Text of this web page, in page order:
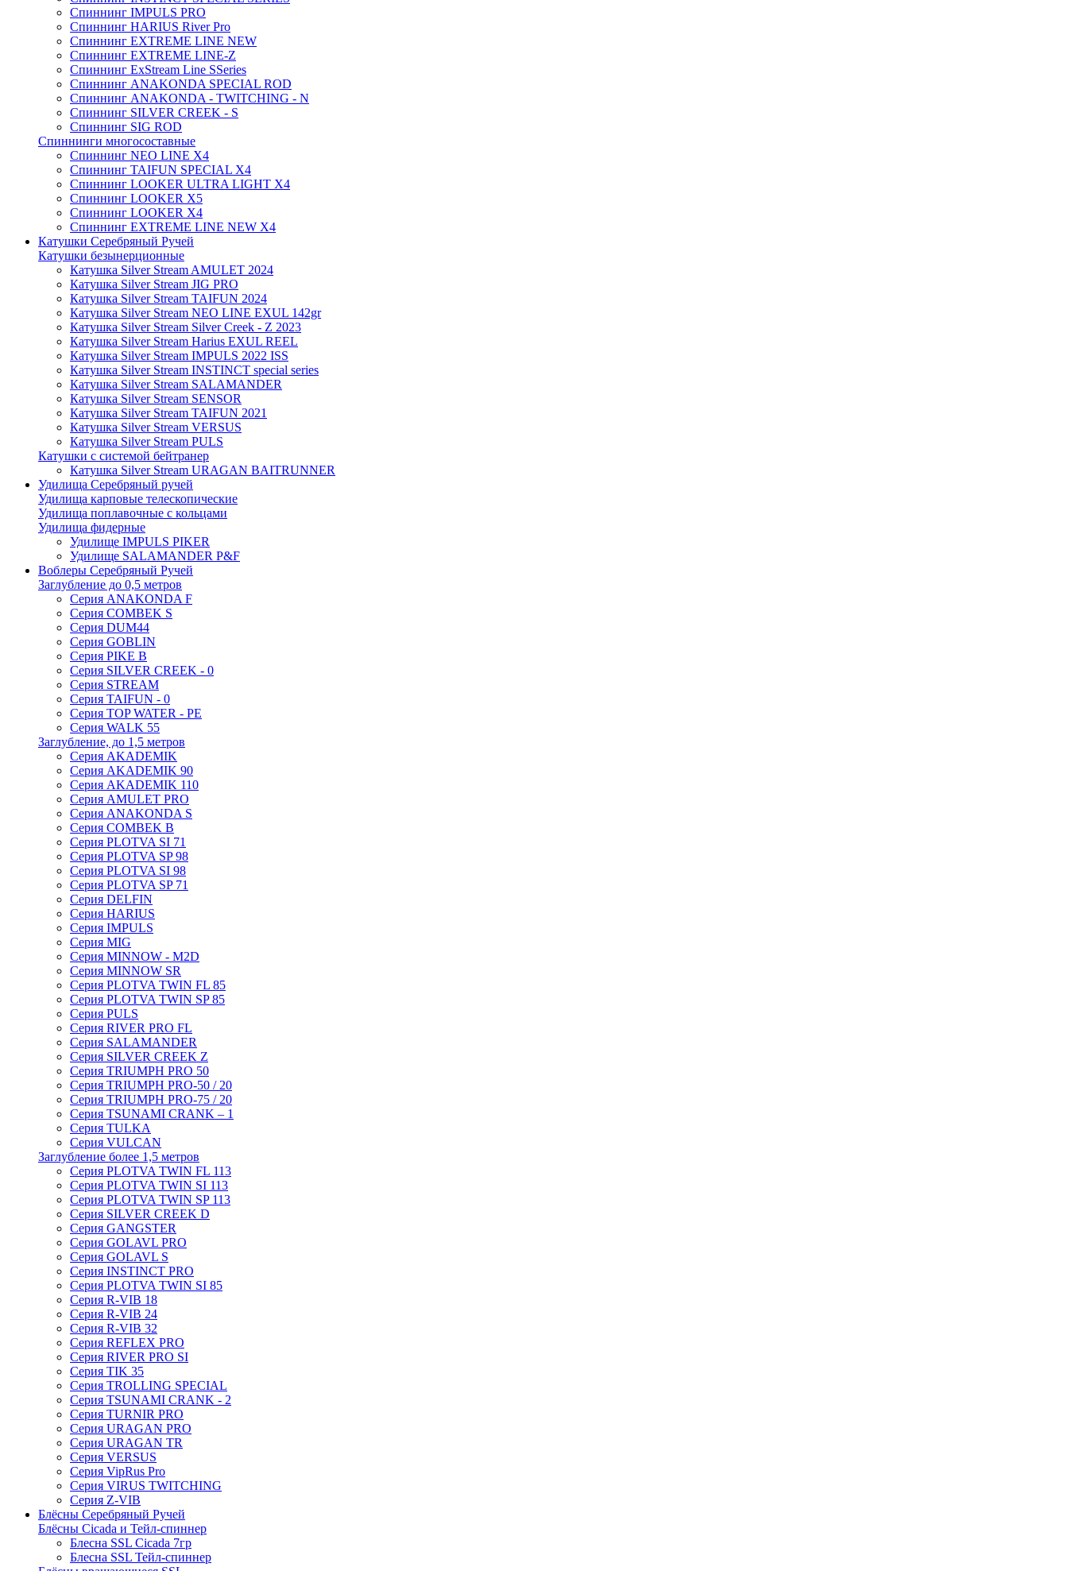
Спиннинг IMPULS PRO
Спиннинг HARIUS River Pro
Спиннинг EXTREME LINE NEW
Спиннинг EXTREME LINE-Z
Спиннинг ExStream Line SSeries
Спиннинг ANAKONDA SPECIAL ROD
Спиннинг ANAKONDA - TWITCHING - N
Спиннинг SILVER CREEK - S
Спиннинг SIG ROD
Спиннинги многосоставные
Спиннинг NEO LINE X4
Спиннинг TAIFUN SPECIAL X4
Спиннинг LOOKER ULTRA LIGHT X4
Спиннинг LOOKER X5
Спиннинг LOOKER X4
Спиннинг EXTREME LINE NEW X4
Катушки Серебряный Ручей
Катушки безынерционные
Катушка Silver Stream AMULET 2024
Катушка Silver Stream JIG PRO
Катушка Silver Stream TAIFUN 2024
Катушка Silver Stream NEO LINE EXUL 142gr
Катушка Silver Stream Silver Creek - Z 2023
Катушка Silver Stream Harius EXUL REEL
Катушка Silver Stream IMPULS 2022 ISS
Катушка Silver Stream INSTINCT special series
Катушка Silver Stream SALAMANDER
Катушка Silver Stream SENSOR
Катушка Silver Stream TAIFUN 2021
Катушка Silver Stream VERSUS
Катушка Silver Stream PULS
Катушки с системой бейтранер
Катушка Silver Stream URAGAN BAITRUNNER
Удилища Серебряный ручей
Удилища карповые телескопические
Удилища поплавочные с кольцами
Удилища фидерные
Удилище IMPULS PIKER
Удилище SALAMANDER P&F
Воблеры Серебряный Ручей
Заглубление до 0,5 метров
Серия ANAKONDA F
Серия COMBEK S
Серия DUM44
Серия GOBLIN
Серия PIKE B
Серия SILVER CREEK - 0
Серия STREAM
Серия TAIFUN - 0
Серия TOP WATER - PE
Серия WALK 55
Заглубление, до 1,5 метров
Серия AKADEMIK
Серия AKADEMIK 90
Серия AKADEMIK 110
Серия AMULET PRO
Серия ANAKONDA S
Серия COMBEK B
Серия PLOTVA SI 71
Серия PLOTVA SP 98
Серия PLOTVA SI 98
Серия PLOTVA SP 71
Серия DELFIN
Серия HARIUS
Серия IMPULS
Серия MIG
Серия MINNOW - M2D
Серия MINNOW SR
Серия PLOTVA TWIN FL 85
Серия PLOTVA TWIN SP 85
Серия PULS
Серия RIVER PRO FL
Серия SALAMANDER
Серия SILVER CREEK Z
Серия TRIUMPH PRO 50
Серия TRIUMPH PRO-50 / 20
Серия TRIUMPH PRO-75 / 20
Серия TSUNAMI CRANK – 1
Серия TULKA
Серия VULCAN
Заглубление более 1,5 метров
Серия PLOTVA TWIN FL 113
Серия PLOTVA TWIN SI 113
Серия PLOTVA TWIN SP 113
Серия SILVER CREEK D
Серия GANGSTER
Серия GOLAVL PRO
Серия GOLAVL S
Серия INSTINCT PRO
Серия PLOTVA TWIN SI 85
Серия R-VIB 18
Серия R-VIB 24
Серия R-VIB 32
Серия REFLEX PRO
Серия RIVER PRO SI
Серия TIK 35
Серия TROLLING SPECIAL
Серия TSUNAMI CRANK - 2
Серия TURNIR PRO
Серия URAGAN PRO
Серия URAGAN TR
Серия VERSUS
Серия VipRus Pro
Серия VIRUS TWITCHING
Серия Z-VIB
Блёсны Серебряный Ручей
Блёсны Cicada и Тейл-спиннер
Блесна SSL Cicada 7гр
Блесна SSL Тейл-спиннер